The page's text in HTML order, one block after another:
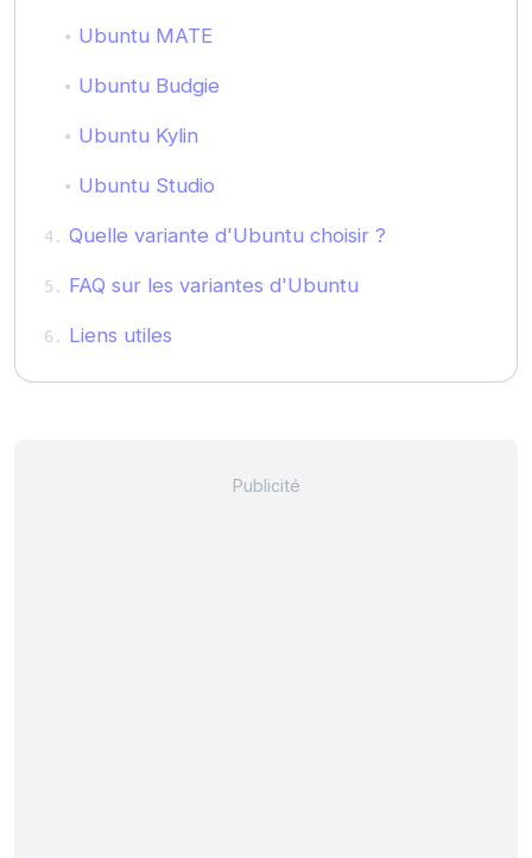
Ubuntu MATE
Ubuntu Budgie
Ubuntu Kylin
Ubuntu Studio
Quelle variante d'Ubuntu choisir ?
FAQ sur les variantes d'Ubuntu
Liens utiles